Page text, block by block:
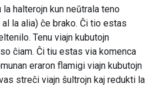
la halterojn kun neŭtrala teno
la alia) ĉe brako. Ĉi tio estas
Tenu viajn kubutojn
ĉiam. Ĉi tiu estas via komenca
eraron flamigi viajn kubutojn
streĉi viajn ŝultrojn kaj redukti la